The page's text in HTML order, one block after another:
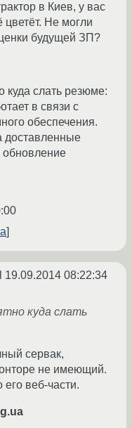
в Киев, у вас
цветёт. Не могли
будущей ЗП?
куда слать резюме:
в связи с
обеспечения.
доставленные
обновление
19.09.2014 08:22:34
куда слать
сервак,
не имеющий.
его веб-части.